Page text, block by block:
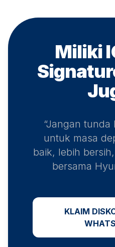
Miliki
“Jangan
untuk masa
baik, lebih
bersama
KLAIM